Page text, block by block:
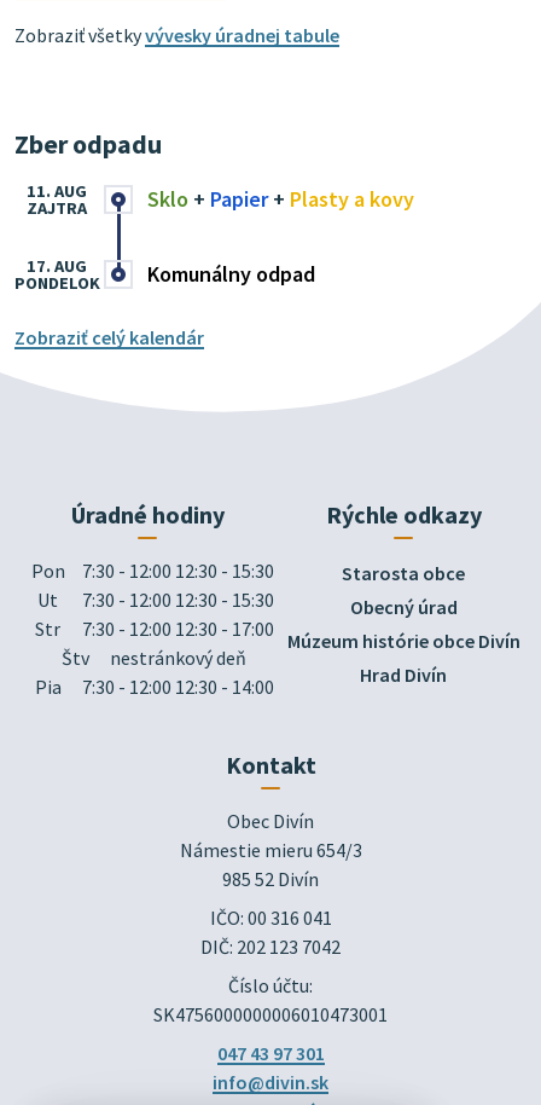
Zobraziť všetkyvývesky úradnej tabule
Zber odpadu
Sklo + Papier+ Plasty a kovy
11. AUG
ZAJTRA
Komunálny odpad
17. AUG
PONDELOK
Zobraziť celý kalendár
Úradné hodiny
Pon
7:30 - 12:00 12:30 - 15:30
Ut
7:30 - 12:00 12:30 - 15:30
Str
7:30 - 12:00 12:30 - 17:00
Štv
nestránkový deň
Pia
7:30 - 12:00 12:30 - 14:00
Rýchle odkazy
Starosta obce
Obecný úrad
Múzeum histórie obce Divín
Hrad Divín
Kontakt
Obec Divín
Námestie mieru 654/3
985 52 Divín
IČO: 00 316 041
DIČ: 202 123 7042
Číslo účtu:
SK4756000000006010473001
047 43 97 301
info@divin.sk